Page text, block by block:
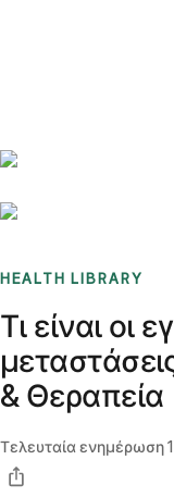
HEALTH LIBRARY
Τι είναι οι
& Θεραπεία
Τελευταία ενημέρωση